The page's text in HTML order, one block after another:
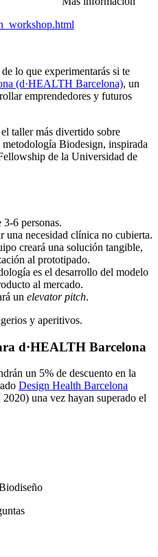
lo que experimentarás si te
(d·HEALTH Barcelona), un
emprendedores y futuros
taller más divertido sobre
Biodesign, inspirada
de la Universidad de
6 personas.
una necesidad clínica no cubierta.
creará una solución tangible,
al prototipado.
es el desarrollo del modelo
al mercado.
un elevator pitch.
y aperitivos.
d·HEALTH Barcelona
un 5% de descuento en la
Design Health Barcelona
una vez hayan superado el